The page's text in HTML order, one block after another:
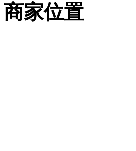
商家位置